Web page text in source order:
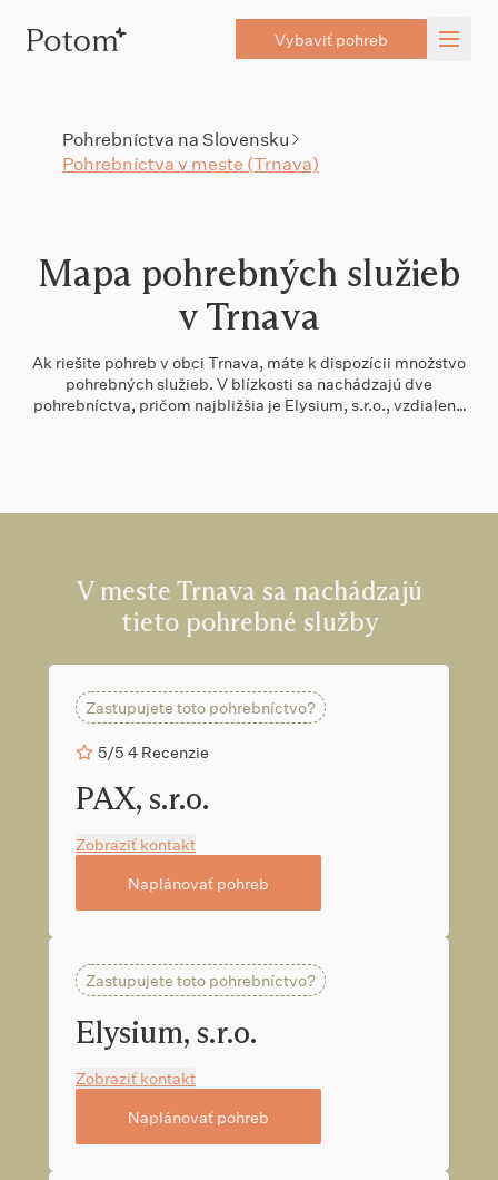
Vybaviť pohreb
Pohrebníctva na Slovensku
Pohrebníctva v meste (Trnava)
Mapa pohrebných služieb
v Trnava
Ak riešite pohreb v obci Trnava, máte k dispozícii množstvo
pohrebných služieb. V blízkosti sa nachádzajú dve
pohrebníctva, pričom najbližšia je Elysium, s.r.o., vzdialená
mali záujem o kremáciu, najbližšie krematórium je v
V meste Trnava sa nachádzajú
tieto pohrebné služby
Zastupujete toto pohrebníctvo?
5/5 4 Recenzie
PAX, s.r.o.
Zobraziť kontakt
Naplánovať pohreb
Zastupujete toto pohrebníctvo?
Elysium, s.r.o.
Zobraziť kontakt
Naplánovať pohreb